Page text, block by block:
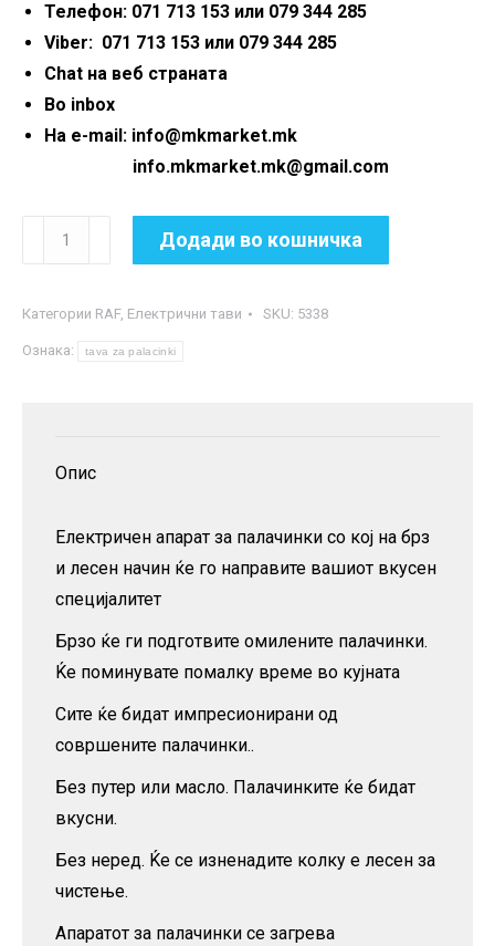
Телефон: 071 713 153 или 079 344 285
Viber: 071 713 153 или 079 344 285
Chat на веб страната
Во inbox
На e-mail: info@mkmarket.mk
info.mkmarket.mk@gmail.com
Електрична
тава
палачинки
Raf
Додади во кошничка
Категории RAF, Електрични тави SKU: 5338
Ознака: tava za palacinki
Опис
Електричен апарат за палачинки со кој на брз
и лесен начин ќе го направите вашиот вкусен
специјалитет
Брзо ќе ги подготвите омилените палачинки.
Ќе поминувате помалку време во кујната
Сите ќе бидат импресионирани од
совршените палачинки..
Без путер или масло. Палачинките ќе бидат
вкусни.
Без неред. Ќе се изненадите колку е лесен за
чистење.
Апаратот за палачинки се загрева